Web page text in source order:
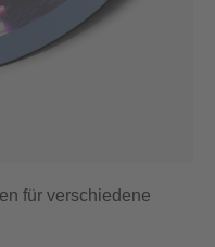
für verschiedene